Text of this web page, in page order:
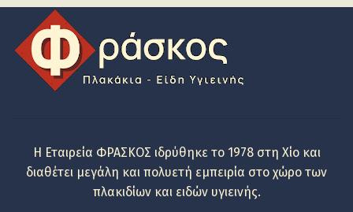
6.10 €.είναι:
Η Εταιρεία ΦΡΑΣΚΟΣ ιδρύθηκε το 1978 στη Χίο και
διαθέτει μεγάλη και πολυετή εμπειρία στο χώρο των
πλακιδίων και ειδών υγιεινής.